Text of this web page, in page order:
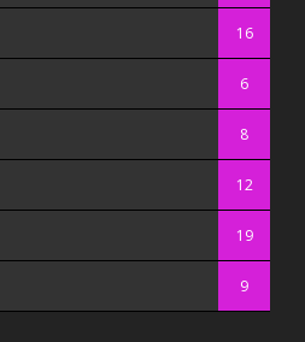
16
6
8
12
19
9